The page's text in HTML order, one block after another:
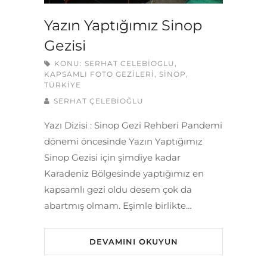
Yazın Yaptığımız Sinop
Gezisi
KONU: SERHAT CELEBIOGLU
KAPSAMLI FOTO GEZILERI
SINOP
TÜRKIYE
SERHAT ÇELEBİOĞLU
Yazı Dizisi : Sinop Gezi Rehberi Pandemi
dönemi öncesinde Yazın Yaptığımız
Sinop Gezisi için şimdiye kadar
Karadeniz Bölgesinde yaptığımız en
kapsamlı gezi oldu desem çok da
abartmış olmam. Eşimle birlikte…
DEVAMINI OKUYUN